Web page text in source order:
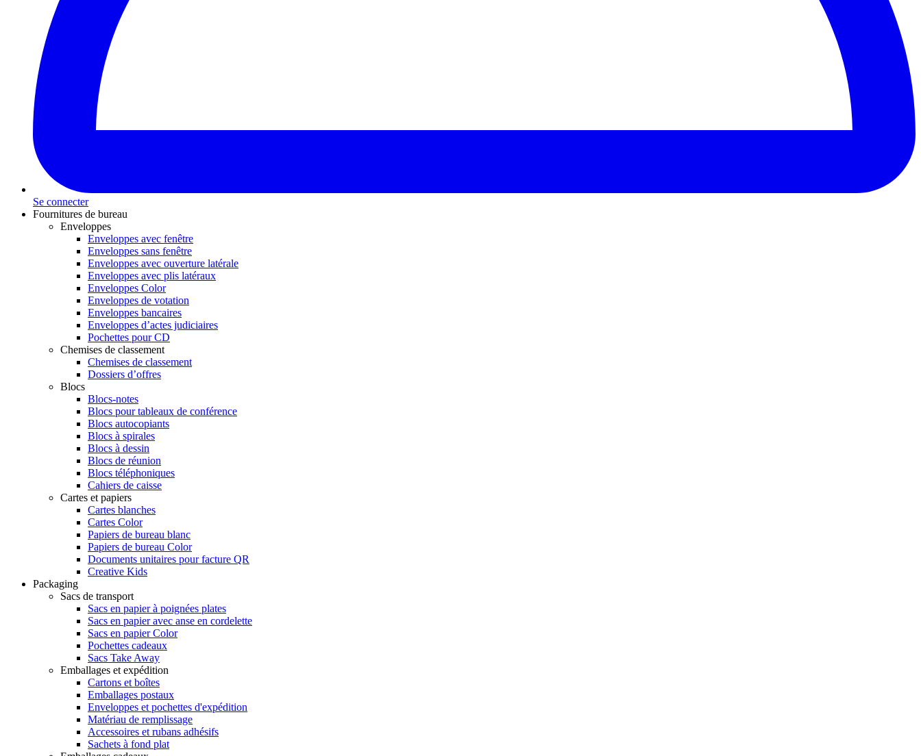
Se connecter
Fournitures de bureau
Enveloppes
Enveloppes avec fenêtre
Enveloppes sans fenêtre
Enveloppes avec ouverture latérale
Enveloppes avec plis latéraux
Enveloppes Color
Enveloppes de votation
Enveloppes bancaires
Enveloppes d’actes judiciaires
Pochettes pour CD
Chemises de classement
Chemises de classement
Dossiers d’offres
Blocs
Blocs-notes
Blocs pour tableaux de conférence
Blocs autocopiants
Blocs à spirales
Blocs à dessin
Blocs de réunion
Blocs téléphoniques
Cahiers de caisse
Cartes et papiers
Cartes blanches
Cartes Color
Papiers de bureau blanc
Papiers de bureau Color
Documents unitaires pour facture QR
Creative Kids
Packaging
Sacs de transport
Sacs en papier à poignées plates
Sacs en papier avec anse en cordelette
Sacs en papier Color
Pochettes cadeaux
Sacs Take Away
Emballages et expédition
Cartons et boîtes
Emballages postaux
Enveloppes et pochettes d'expédition
Matériau de remplissage
Accessoires et rubans adhésifs
Sachets à fond plat